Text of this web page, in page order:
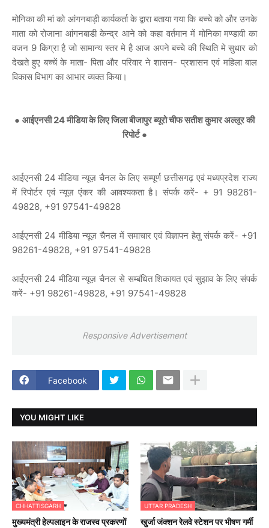
मोनिका की मां को आंगनबाड़ी कार्यकर्ता के द्वारा बताया गया कि बच्चे को और उनके
माता को रोजाना आंगनबाडी केन्द्र आने को कहा वर्तमान में मोनिका मण्डावी का
वजन 9 किग्रा है जो सामान्य स्तर मे है आज अपने बच्चे की स्थिति मे सुधार को
देखते हुए बच्चें के माता- पिता और परिवार ने शासन- प्रशासन एवं महिला बाल
विकास विभाग का आभार व्यक्त किया।
● आईएनसी 24 मीडिया के लिए जिला बीजापुर ब्यूरो चीफ सतीश कुमार अल्लूर की
रिपोर्ट ●
आईएनसी 24 मीडिया न्यूज़ चैनल के लिए सम्पूर्ण छत्तीसगढ़ एवं मध्यप्रदेश राज्य
में रिपोर्टर एवं न्यूज़ एंकर की आवश्यकता है। संपर्क करें- + 91 98261-
49828, +91 97541-49828
आईएनसी 24 मीडिया न्यूज़ चैनल में समाचार एवं विज्ञापन हेतु संपर्क करें- +91
98261-49828, +91 97541-49828
आईएनसी 24 मीडिया न्यूज़ चैनल से सम्बंधित शिकायत एवं सुझाव के लिए संपर्क
करें- +91 98261-49828, +91 97541-49828
Responsive Advertisement
Facebook
YOU MIGHT LIKE
CHHATTISGARH
मुख्यमंत्री हेल्पलाइन के राजस्व प्रकरणों
UTTAR PRADESH
खुर्जा जंक्शन रेलवे स्टेशन पर भीषण गर्मी